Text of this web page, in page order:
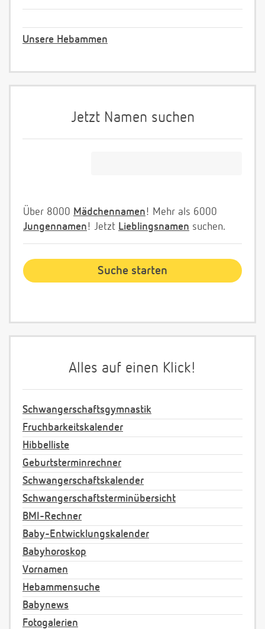
Unsere Hebammen
Jetzt Namen suchen
Über 8000 Mädchennamen! Mehr als 6000
Jungennamen! Jetzt Lieblingsnamen suchen.
Alles auf einen Klick!
Schwangerschaftsgymnastik
Fruchbarkeitskalender
Hibbelliste
Geburtsterminrechner
Schwangerschaftskalender
Schwangerschaftsterminübersicht
BMI-Rechner
Baby-Entwicklungskalender
Babyhoroskop
Vornamen
Hebammensuche
Babynews
Fotogalerien